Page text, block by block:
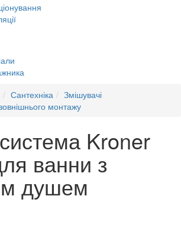
Сантехніка
Змішувачі
монтажу
Kroner
ванни з
душем